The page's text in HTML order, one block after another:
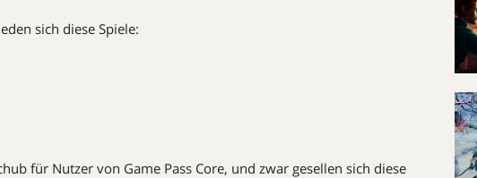
sich diese Spiele:
für Nutzer von Game Pass Core, und zwar gesellen sich diese